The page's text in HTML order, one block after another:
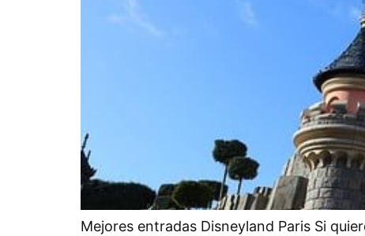
Mejores entradas Disneyland Paris Si